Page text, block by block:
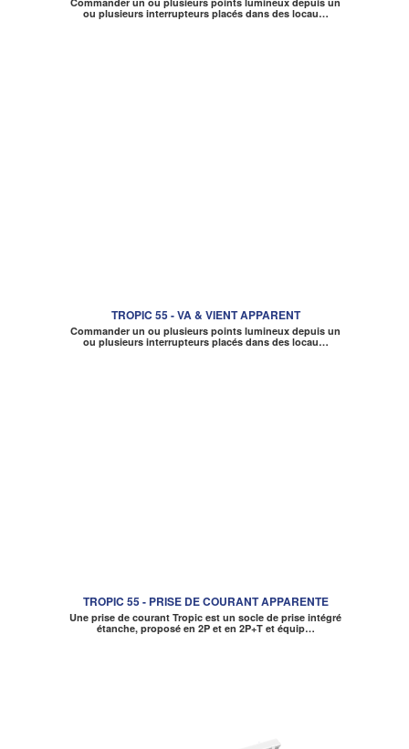
ou plusieurs interrupteurs placés dans des locau…
TROPIC 55 - VA & VIENT APPARENT
Commander un ou plusieurs points lumineux depuis un
ou plusieurs interrupteurs placés dans des locau…
TROPIC 55 - PRISE DE COURANT APPARENTE
Une prise de courant Tropic est un socle de prise intégré
étanche, proposé en 2P et en 2P+T et équip…